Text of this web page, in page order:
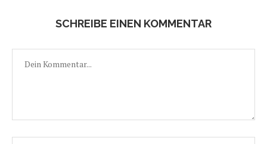
SCHREIBE EINEN KOMMENTAR